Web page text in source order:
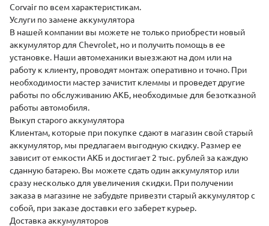
Corvair по всем характеристикам.
Услуги по замене аккумулятора
В нашей компании вы можете не только приобрести новый
аккумулятор для Chevrolet, но и получить помощь в ее
установке. Наши автомеханики выезжают на дом или на
работу к клиенту, проводят монтаж оперативно и точно. При
необходимости мастер зачистит клеммы и проведет другие
работы по обслуживанию АКБ, необходимые для безотказной
работы автомобиля.
Выкуп старого аккумулятора
Клиентам, которые при покупке сдают в магазин свой старый
аккумулятор, мы предлагаем выгодную скидку. Размер ее
зависит от емкости АКБ и достигает 2 тыс. рублей за каждую
сданную батарею. Вы можете сдать один аккумулятор или
сразу несколько для увеличения скидки. При получении
заказа в магазине не забудьте привезти старый аккумулятор с
собой, при заказе доставки его заберет курьер.
Доставка аккумуляторов